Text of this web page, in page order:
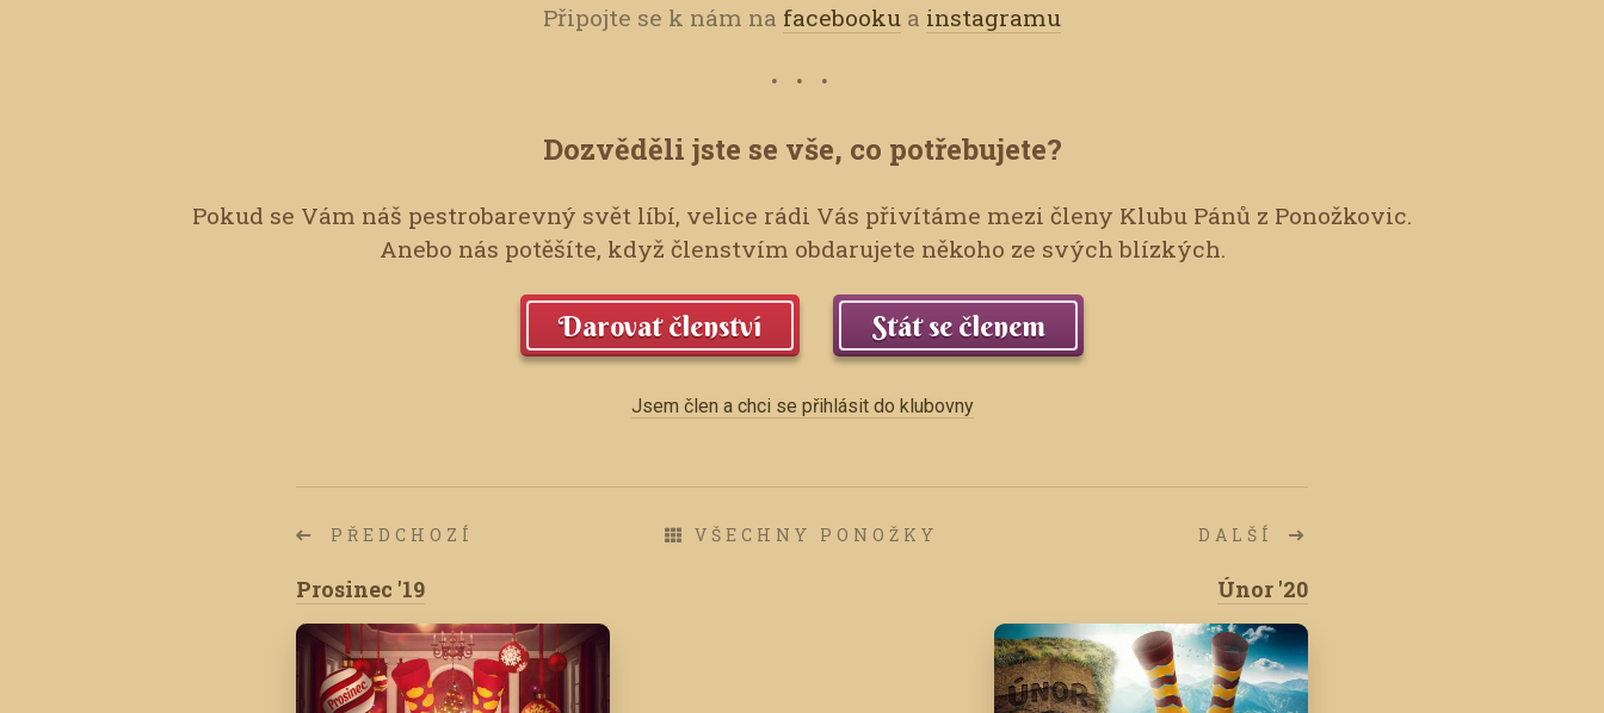
Připojte se k nám na facebooku a instagramu
Dozvěděli jste se vše, co potřebujete?
Pokud se Vám náš pestrobarevný svět líbí, velice rádi Vás přivítáme mezi členy Klubu Pánů z Ponožkovic.
Anebo nás potěšíte, když členstvím obdarujete někoho ze svých blízkých.
Darovat členství Stát se členem
Jsem člen a chci se přihlásit do klubovny
PŘEDCHOZÍ
Prosinec '19
VŠECHNY PONOŽKY DALŠÍ
Únor '20